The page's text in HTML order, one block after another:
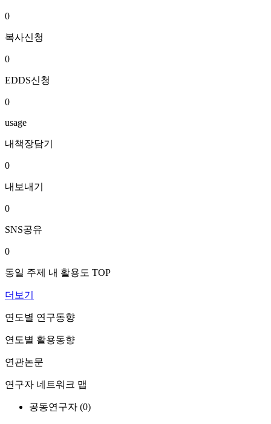
0
복사신청
0
EDDS신청
0
usage
내책장담기
0
내보내기
0
SNS공유
0
동일 주제 내 활용도 TOP
더보기
연도별 연구동향
연도별 활용동향
연관논문
연구자 네트워크 맵
공동연구자 (0)